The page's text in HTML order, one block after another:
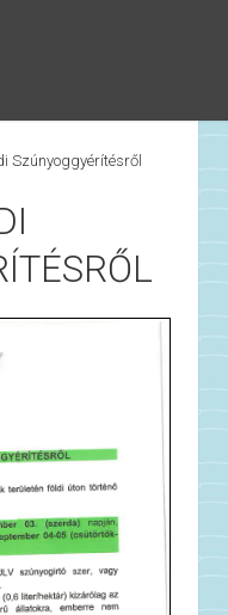
Szúnyoggyérítésről